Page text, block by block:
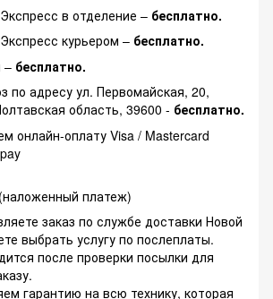
в отделение – бесплатно.
курьером – бесплатно.
– бесплатно.
адресу ул. Первомайская, 20,
область, 39600 - бесплатно.
онлайн-оплату Visa / Mastercard
платеж)
заказ по службе доставки Новой
выбрать услугу по послеплаты.
после проверки посылки для
гарантию на всю технику, которая